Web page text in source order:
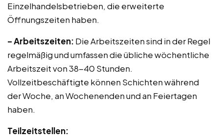
Einzelhandelsbetrieben, die erweiterte
Öffnungszeiten haben.
– Arbeitszeiten: Die Arbeitszeiten sind in der Regel
regelmäßig und umfassen die übliche wöchentliche
Arbeitszeit von 38-40 Stunden.
Vollzeitbeschäftigte können Schichten während
der Woche, an Wochenenden und an Feiertagen
haben.
Teilzeitstellen: